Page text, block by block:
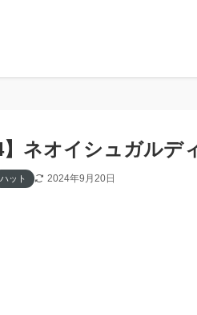
】ネオイシュガルデ
ハット 2024年9月20日